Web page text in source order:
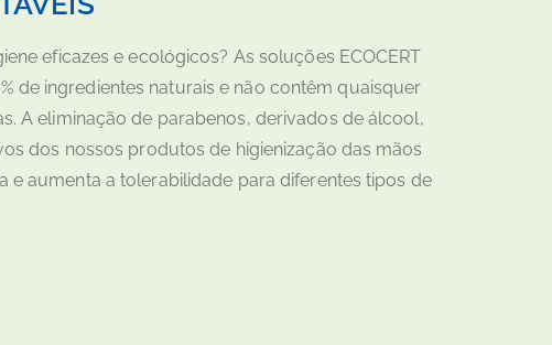
eficazes e ecológicos? As soluções ECOCERT
de ingredientes naturais e não contêm quaisquer
A eliminação de parabenos, derivados de álcool,
dos nossos produtos de higienização das mãos
e aumenta a tolerabilidade para diferentes tipos de